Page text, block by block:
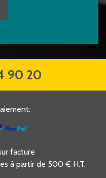
90 20
:
facture
à partir de 500 € H.T.